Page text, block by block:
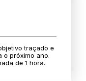
traçado e
o próximo ano.
de 1 hora.